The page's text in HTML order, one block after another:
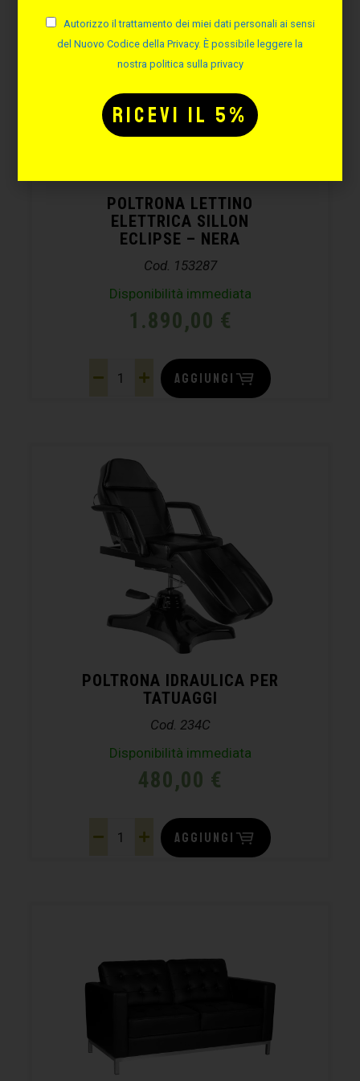
POLTRONA LETTINO
ELETTRICA SILLON
ECLIPSE – NERA
Cod. 153287
Disponibilità immediata
1.890,00 €
AGGIUNGI
POLTRONA IDRAULICA PER
TATUAGGI
Cod. 234C
Disponibilità immediata
480,00 €
AGGIUNGI
Autorizzo il trattamento dei miei dati personali ai sensi
del Nuovo Codice della Privacy. È possibile leggere la
nostra politica sulla privacy